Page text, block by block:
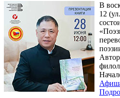
В
12